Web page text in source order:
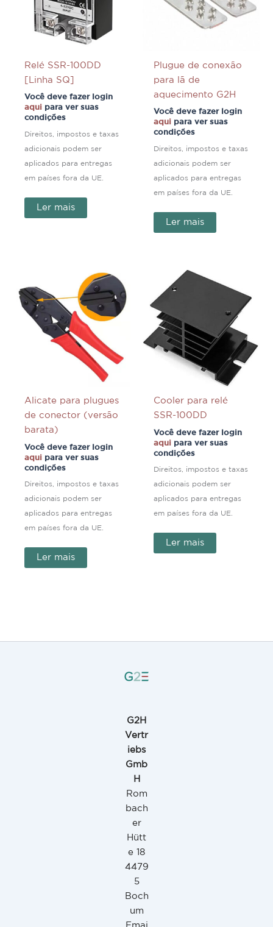
Relé SSR-100DD
[Linha SQ]
Você deve fazer login
aqui para ver suas
condições
Direitos, impostos e taxas
adicionais podem ser
aplicados para entregas
em países fora da UE.
Ler mais
Plugue de conexão
para lã de
aquecimento G2H
Você deve fazer login
aqui para ver suas
condições
Direitos, impostos e taxas
adicionais podem ser
aplicados para entregas
em países fora da UE.
Ler mais
Alicate para plugues
de conector (versão
barata)
Você deve fazer login
aqui para ver suas
condições
Direitos, impostos e taxas
adicionais podem ser
aplicados para entregas
em países fora da UE.
Ler mais
Cooler para relé
SSR-100DD
Você deve fazer login
aqui para ver suas
condições
Direitos, impostos e taxas
adicionais podem ser
aplicados para entregas
em países fora da UE.
Ler mais
G2H
Vertr
iebs
Gmb
H
Rom
bach
er
Hütt
e 18
4479
5
Boch
um